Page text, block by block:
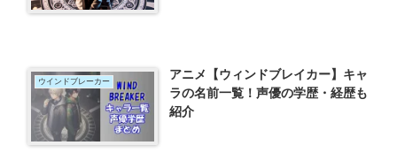
ウインドブレーカー
アニメ【ウィンドブレイカー】キャ
ラの名前一覧！声優の学歴・経歴も
紹介